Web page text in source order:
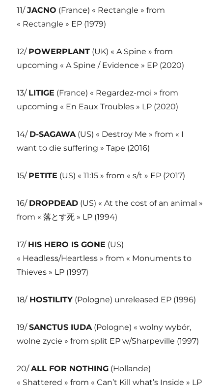
11/JACNO (France) « Rectangle » from
« Rectangle » EP (1979)
12/ POWERPLANT (UK) « A Spine » from
upcoming « A Spine / Evidence » EP (2020)
13/ LITIGE (France) « Regardez-moi » from
upcoming « En Eaux Troubles » LP (2020)
14/ D-SAGAWA(US) « Destroy Me » from « I
want to die suffering » Tape (2016)
15/ PETITE (US) « 11:15 » from « s/t » EP (2017)
16/ DROPDEAD (US) « At the cost of an animal »
from « 落とす死 » LP (1994)
17/ HIS HERO IS GONE (US)
« Headless/Heartless » from « Monuments to
Thieves » LP (1997)
18/HOSTILITY (Pologne) unreleased EP (1996)
19/SANCTUS IUDA(Pologne) « wolny wybór,
wolne zycie » from split EP w/Sharpeville (1997)
20/ALL FOR NOTHING (Hollande)
« Shattered » from « Can’t Kill what’s Inside » LP